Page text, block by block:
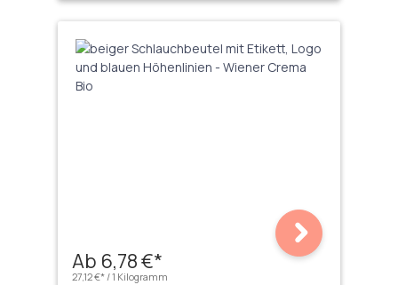
Ab 6,78 €*
27,12 €* / 1 Kilogramm